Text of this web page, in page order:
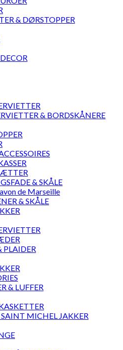
& DØRSTOPPER
& BORDSKÅNERE
& SKÅLE
de Marseille
& SKÅLE
PLAIDER
& LUFFER
MICHEL JAKKER